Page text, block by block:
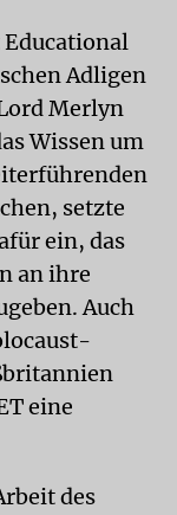
Educational
Adligen
Merlyn
Wissen um
setzte
ein, das
an ihre
Auch
eine
des